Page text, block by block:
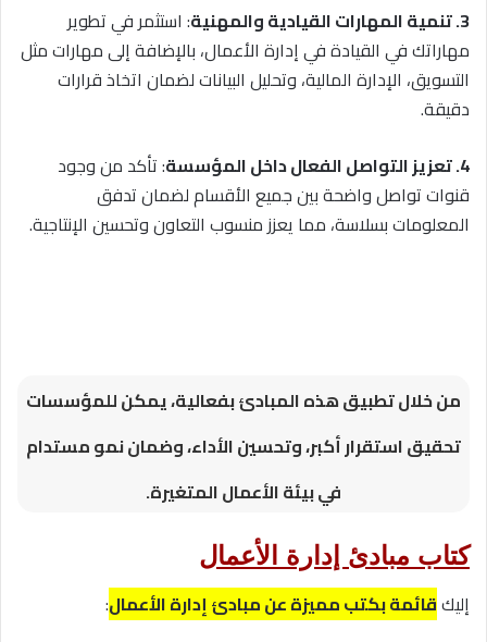
3. تنمية المهارات القيادية والمهنية
: استثمر في تطوير
مهاراتك في القيادة في إدارة الأعمال، بالإضافة إلى مهارات مثل
التسويق، الإدارة المالية، وتحليل البيانات لضمان اتخاذ قرارات
دقيقة.
4. تعزيز التواصل الفعال داخل المؤسسة
: تأكد من وجود
قنوات تواصل واضحة بين جميع الأقسام لضمان تدفق
المعلومات بسلاسة، مما يعزز منسوب التعاون وتحسين الإنتاجية.
من خلال تطبيق هذه المبادئ بفعالية، يمكن للمؤسسات
تحقيق استقرار أكبر، وتحسين الأداء، وضمان نمو مستدام
في بيئة الأعمال المتغيرة.
كتاب مبادئ إدارة الأعمال
إليكقائمة بكتب مميزة عن مبادئ إدارة الأعمال: